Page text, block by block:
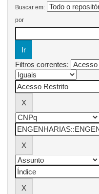
Buscar em:
por
Filtros correntes: